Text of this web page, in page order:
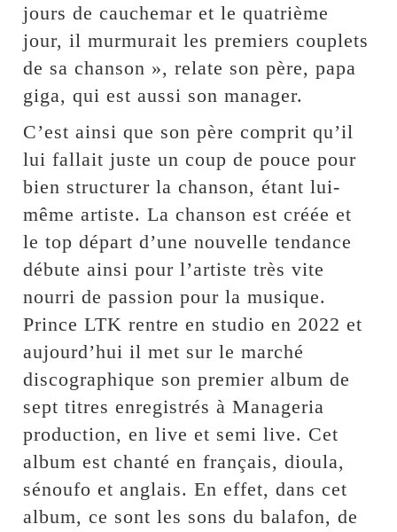
jours de cauchemar et le quatrième
jour, il murmurait les premiers couplets
de sa chanson », relate son père, papa
giga, qui est aussi son manager.
C’est ainsi que son père comprit qu’il
lui fallait juste un coup de pouce pour
bien structurer la chanson, étant lui-
même artiste. La chanson est créée et
le top départ d’une nouvelle tendance
débute ainsi pour l’artiste très vite
nourri de passion pour la musique.
Prince LTK rentre en studio en 2022 et
aujourd’hui il met sur le marché
discographique son premier album de
sept titres enregistrés à Manageria
production, en live et semi live. Cet
album est chanté en français, dioula,
sénoufo et anglais. En effet, dans cet
album, ce sont les sons du balafon, de